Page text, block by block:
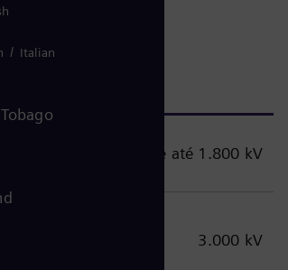
1.200 kV, ao ar livre até 1.800 kV
3.000 kV
/ Italian